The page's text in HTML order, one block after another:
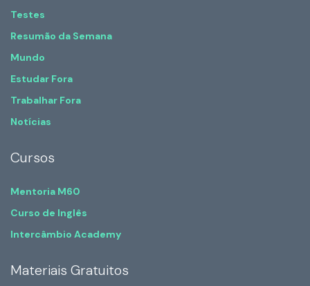
Testes
Resumão da Semana
Mundo
Estudar Fora
Trabalhar Fora
Notícias
Cursos
Mentoria M60
Curso de Inglês
Intercâmbio Academy
Materiais Gratuitos